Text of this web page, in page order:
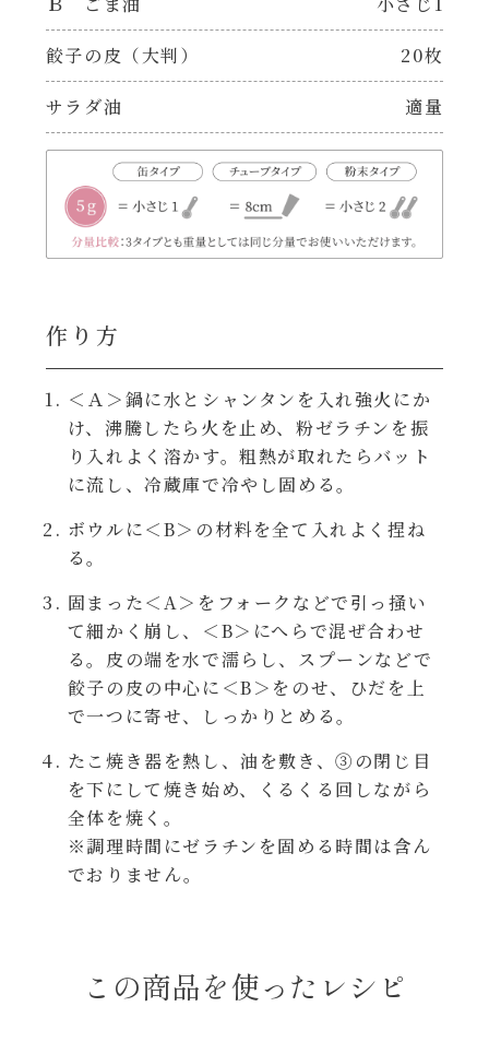
レンジ調理
節分
ひなまつり
ハロウィン
運動会
クリスマス
年末年始
その他
ハコネーゼ カルボナーラ
ハコネーゼ イカスミ
ハコネーゼ ボンゴレ
ハコネーゼ アラビアータ
餃子の皮（大判） 20枚
サラダ油 適量
作り方
＜Ａ＞鍋に水とシャンタンを入れ強火にか
け、沸騰したら火を止め、粉ゼラチンを振
り入れよく溶かす。粗熱が取れたらバット
に流し、冷蔵庫で冷やし固める。
ボウルに＜B＞の材料を全て入れよく捏ね
る。
固まった＜A＞をフォークなどで引っ掻い
て細かく崩し、＜B＞にへらで混ぜ合わせ
る。皮の端を水で濡らし、スプーンなどで
餃子の皮の中心に＜B＞をのせ、ひだを上
で一つに寄せ、しっかりとめる。
たこ焼き器を熱し、油を敷き、③の閉じ目
を下にして焼き始め、くるくる回しながら
全体を焼く。
※調理時間にゼラチンを固める時間は含ん
でおりません。
この商品を使ったレシピ